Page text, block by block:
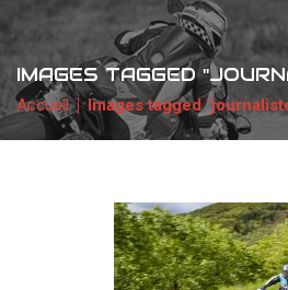
PHOTOS / WEB TV
PARTENAIRES
IMAGES TAGGED
Accueil Images tagged